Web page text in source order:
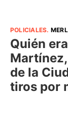
POLICIALES.
Quién
de la
tiros por